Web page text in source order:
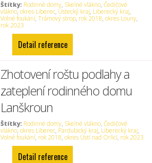
Štítky: Rodinné domy, Skelné vlákno,Čedičové
vlákno,okres Liberec, Ústecký kraj, Liberecký kraj,
Volné foukání,Trámový strop, rok 2018,okres Louny,
rok 2023
Detail reference
Zhotovení roštu podlahy a
zateplení rodinného domu
Lanškroun
Štítky: Rodinné domy, Skelné vlákno,Čedičové
vlákno,okres Liberec, Pardubický kraj, Liberecký kraj,
Volné foukání, rok 2018,okres Ústí nad Orlicí, rok 2023
Detail reference